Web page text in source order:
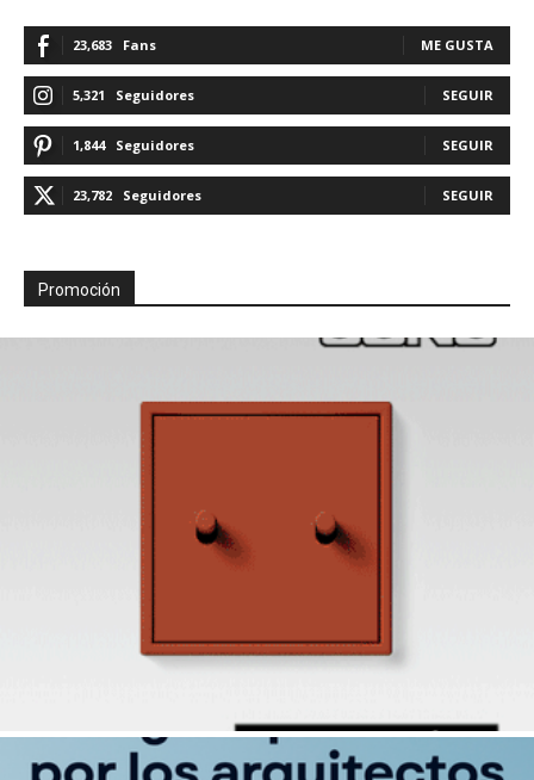
23,683 Fans ME GUSTA
5,321 Seguidores SEGUIR
1,844 Seguidores SEGUIR
23,782 Seguidores SEGUIR
Promoción